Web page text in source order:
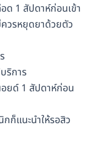
ด 1 สัปดาห์ก่อนเข้า
วรหยุดยาด้วยตัว
ริการ
ยด์ 1 สัปดาห์ก่อน
ก็แนะนำให้รอสิว